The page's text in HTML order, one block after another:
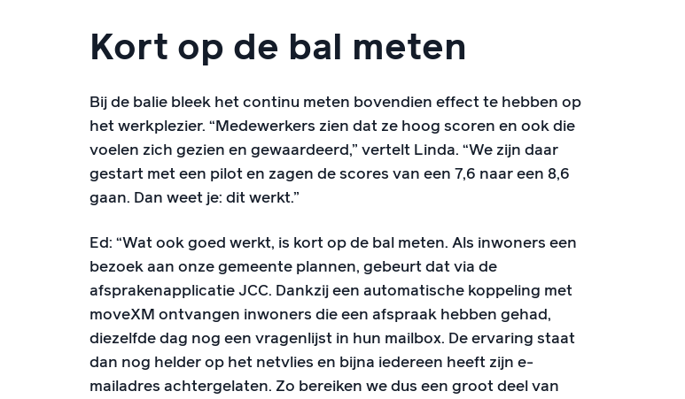
Kort op de bal meten
Bij de balie bleek het continu meten bovendien effect te hebben op
het werkplezier. “Medewerkers zien dat ze hoog scoren en ook die
voelen zich gezien en gewaardeerd,” vertelt Linda. “We zijn daar
gestart met een pilot en zagen de scores van een 7,6 naar een 8,6
gaan. Dan weet je: dit werkt.”
Ed: “Wat ook goed werkt, is kort op de bal meten. Als inwoners een
bezoek aan onze gemeente plannen, gebeurt dat via de
afsprakenapplicatie JCC. Dankzij een automatische koppeling met
moveXM ontvangen inwoners die een afspraak hebben gehad,
diezelfde dag nog een vragenlijst in hun mailbox. De ervaring staat
dan nog helder op het netvlies en bijna iedereen heeft zijn e-
mailadres achtergelaten. Zo bereiken we dus een groot deel van